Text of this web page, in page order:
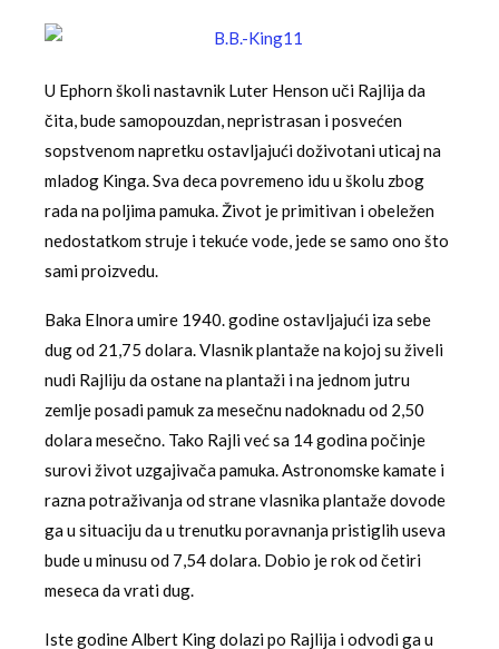
U Ephorn školi nastavnik Luter Henson uči Rajlija da
čita, bude samopouzdan, nepristrasan i posvećen
sopstvenom napretku ostavljajući doživotani uticaj na
mladog Kinga. Sva deca povremeno idu u školu zbog
rada na poljima pamuka. Život je primitivan i obeležen
nedostatkom struje i tekuće vode, jede se samo ono što
sami proizvedu.
Baka Elnora umire 1940. godine ostavljajući iza sebe
dug od 21,75 dolara. Vlasnik plantaže na kojoj su živeli
nudi Rajliju da ostane na plantaži i na jednom jutru
zemlje posadi pamuk za mesečnu nadoknadu od 2,50
dolara mesečno. Tako Rajli već sa 14 godina počinje
surovi život uzgajivača pamuka. Astronomske kamate i
razna potraživanja od strane vlasnika plantaže dovode
ga u situaciju da u trenutku poravnanja pristiglih useva
bude u minusu od 7,54 dolara. Dobio je rok od četiri
meseca da vrati dug.
Iste godine Albert King dolazi po Rajlija i odvodi ga u